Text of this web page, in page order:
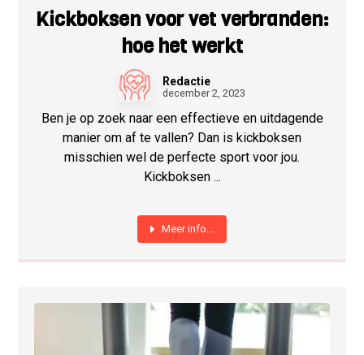
Kickboksen voor vet verbranden:
hoe het werkt
Redactie
december 2, 2023
Ben je op zoek naar een effectieve en uitdagende
manier om af te vallen? Dan is kickboksen
misschien wel de perfecte sport voor jou.
Kickboksen ...
Meer info...